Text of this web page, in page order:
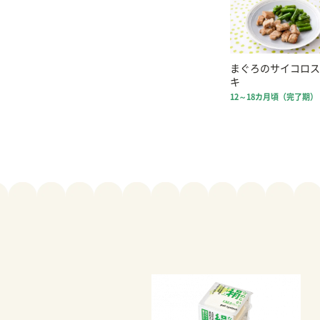
まぐろのサイコロ
キ
12～18カ月頃（完了期）